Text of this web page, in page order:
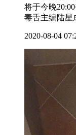
将于今晚
毒舌主编陆星
2020-08-04